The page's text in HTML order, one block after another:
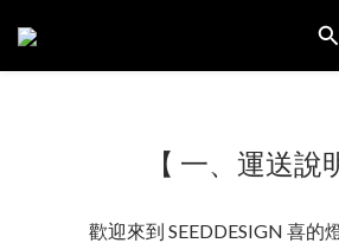
【 一、運送說
歡迎來到 SEEDDESIGN 喜的